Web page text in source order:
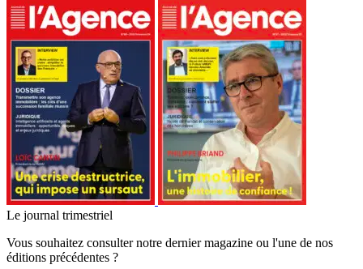
Le journal trimestriel
Vous souhaitez consulter notre dernier magazine ou l'une de nos
éditions précédentes ?